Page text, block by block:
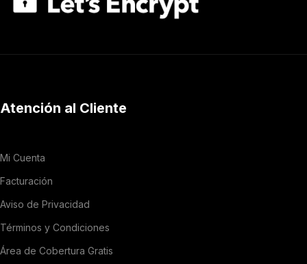
Atención al Cliente
Mi Cuenta
Facturación
Aviso de Privacidad
Términos y Condiciones
Área de Cobertura Gratis